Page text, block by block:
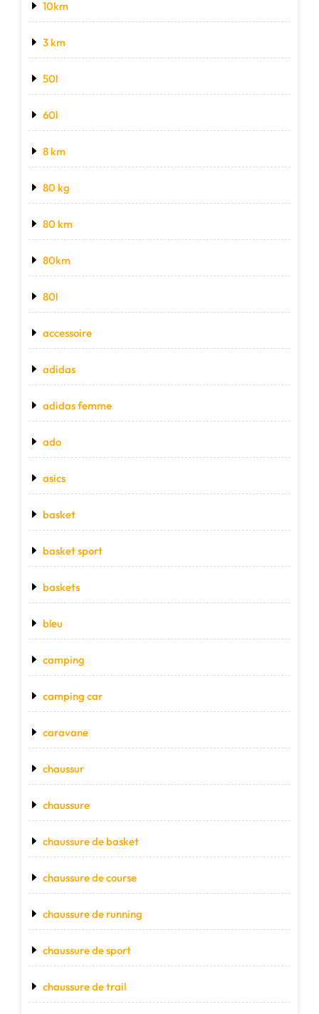
10km
3 km
50l
60l
8 km
80 kg
80 km
80km
80l
accessoire
adidas
adidas femme
ado
asics
basket
basket sport
baskets
bleu
camping
camping car
caravane
chaussur
chaussure
chaussure de basket
chaussure de course
chaussure de running
chaussure de sport
chaussure de trail